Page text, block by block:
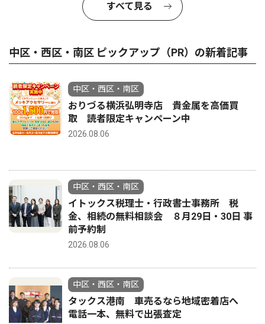
すべて見る
中区・西区・南区 ピックアップ（PR）の新着記事
中区・西区・南区
おりづる横浜弘明寺店 貴金属を高価買
取 読者限定キャンペーン中
2026.08.06
中区・西区・南区
イトックス税理士・行政書士事務所 税
金、相続の無料相談会 ８月29日・30日 事
前予約制
2026.08.06
中区・西区・南区
タックス港南 車売るなら地域密着店へ
電話一本、無料で出張査定